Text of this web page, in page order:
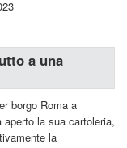
a una
borgo Roma a
la sua cartoleria,
la